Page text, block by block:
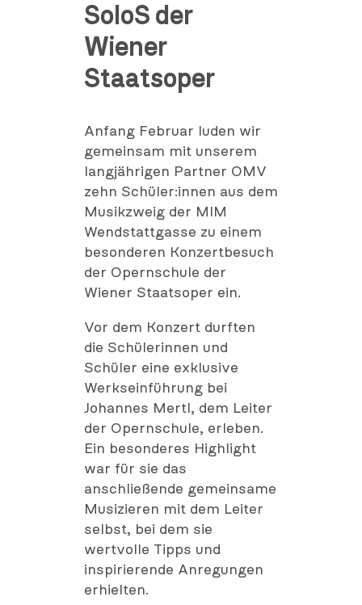
SoloS der
Wiener
Staatsoper
Anfang Februar luden wir
gemeinsam mit unserem
langjährigen Partner OMV
zehn Schüler:innen aus dem
Musikzweig der MIM
Wendstattgasse zu einem
besonderen Konzertbesuch
der Opernschule der
Wiener Staatsoper ein.
Vor dem Konzert durften
die Schülerinnen und
Schüler eine exklusive
Werkseinführung bei
Johannes Mertl, dem Leiter
der Opernschule, erleben.
Ein besonderes Highlight
war für sie das
anschließende gemeinsame
Musizieren mit dem Leiter
selbst, bei dem sie
wertvolle Tipps und
inspirierende Anregungen
erhielten.